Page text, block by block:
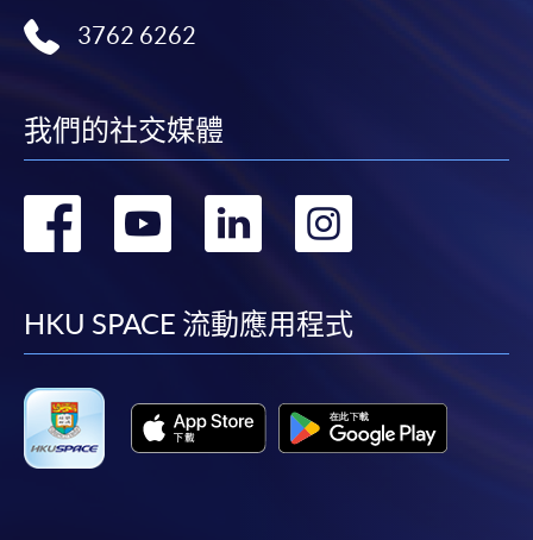
[下載報名表SF26
表可向報名中心或有關課程負責人索取。填妥申請
往報名中心或以郵遞方式遞交。
​學院為學歷頒授課程特設「註冊及學費通知」，適
用於一般學歷頒授課程。
課程負責人會為學員送上「註冊及學費通知」
(「通知」)，請填妥有關「通知」，並親往報名中
3762 6262
我們的社交媒體
轉
facebook
轉
youtube
轉
linkedin
轉
HKU SPACE 流動應用程式